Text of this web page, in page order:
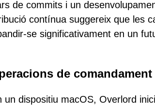
de commits i un
contínua suggereix que les
se significativament en un
de
un dispositiu macOS, Overlord